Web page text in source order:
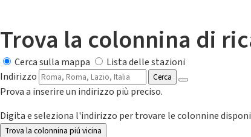
Trova la colonnina di
Cerca sulla mappa
Lista delle stazioni
Indirizzo
Cerca
Prova a inserire un indirizzo più preciso.
Digita e seleziona l'indirizzo per trovare le colonnine
Trova la colonnina piú vicina